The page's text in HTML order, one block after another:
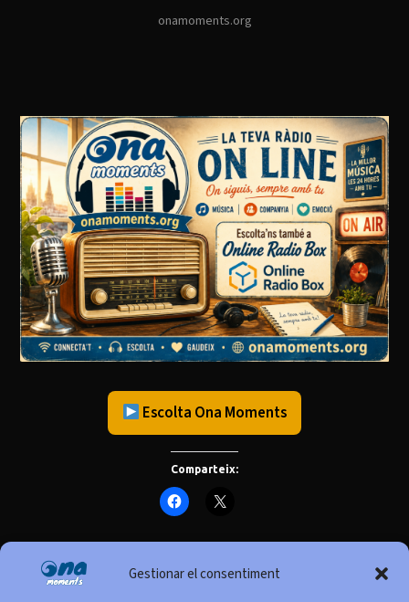
Gestionar el consentiment
onamoments.org
Escolta Ona Moments
Comparteix:
1888: l’Exposició Universal que va transformar